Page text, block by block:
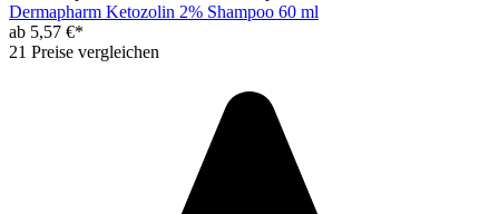
Dermapharm Ketozolin 2% Shampoo 60 ml
ab 5,57 €*
21 Preise vergleichen